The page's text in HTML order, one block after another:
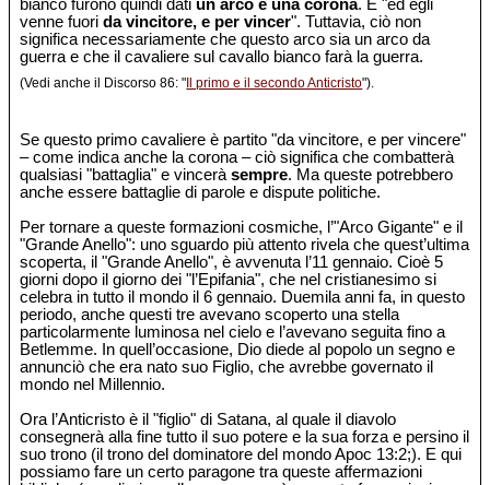
bianco furono quindi dati un arco e una corona. E "ed egli
venne fuorida vincitore, e per vincer". Tuttavia, ciò non
significa necessariamente che questo arco sia un arco da
guerra e che il cavaliere sul cavallo bianco farà la guerra.
(Vedi anche il Discorso 86: " Il primo e il secondo Anticristo").
Se questo primo cavaliere è partito "da vincitore, e per vincere"
– come indica anche la corona – ciò significa che combatterà
qualsiasi "battaglia" e vinceràsempre. Ma queste potrebbero
anche essere battaglie di parole e dispute politiche.
Per tornare a queste formazioni cosmiche, l’"Arco Gigante" e il
"Grande Anello": uno sguardo più attento rivela che quest’ultima
scoperta, il "Grande Anello", è avvenuta l’11 gennaio. Cioè 5
giorni dopo il giorno dei "l’Epifania", che nel cristianesimo si
celebra in tutto il mondo il 6 gennaio. Duemila anni fa, in questo
periodo, anche questi tre avevano scoperto una stella
particolarmente luminosa nel cielo e l’avevano seguita fino a
Betlemme. In quell’occasione, Dio diede al popolo un segno e
annunciò che era nato suo Figlio, che avrebbe governato il
mondo nel Millennio.
Ora l’Anticristo è il "figlio" di Satana, al quale il diavolo
consegnerà alla fine tutto il suo potere e la sua forza e persino il
suo trono (il trono del dominatore del mondo Apoc 13:2;). E qui
possiamo fare un certo paragone tra queste affermazioni